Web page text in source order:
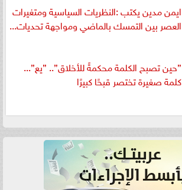
ايمن مدين يكتب :النظريات السياسية ومتغيرات
العصر بين التمسك بالماضي ومواجهة تحديات...
”حين تصبح الكلمة محكمةً للأخلاق”.. ”يع”...
كلمة صغيرة تختصر قبحًا كبيرًا